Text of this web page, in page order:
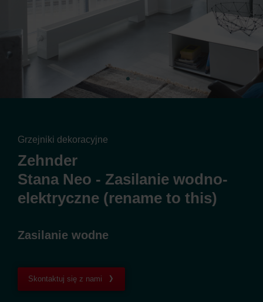
Grzejniki dekoracyjne
Zehnder
Stana Neo - Zasilanie wodno-
elektryczne (rename to this)
Zasilanie wodne
Skontaktuj się z nami